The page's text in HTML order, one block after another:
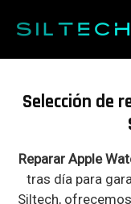
Selección de
Reparar Apple
tras día para
Siltech,